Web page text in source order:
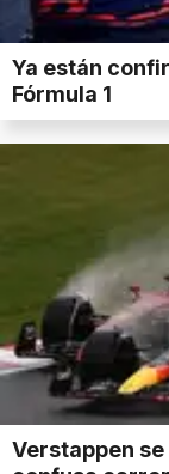
Ya están
Fórmula 1
Verstappen